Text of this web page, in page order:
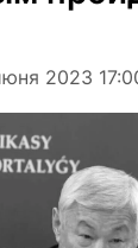
2023